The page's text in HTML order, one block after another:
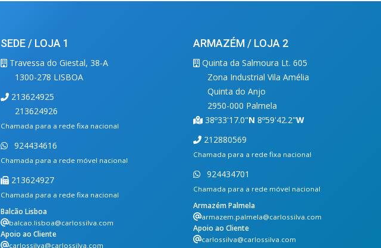
SEDE / LOJA 1
Travessa do Giestal, 38-A
1300-278 LISBOA
213624925
213624926
Chamada para a rede fixa nacional
924434616
Chamada para a rede móvel nacional
213624927
Chamada para a rede fixa nacional
Balcão Lisboa
balcao.lisboa@carlossilva.com
Apoio ao Cliente
carlossilva@carlossilva.com
ARMAZÉM / LOJA 2
Quinta da Salmoura Lt. 605
Zona Industrial Vila Amélia
Quinta do Anjo
2950-000 Palmela
38º33'17.0"N 8º59'42.2"W
212880569
Chamada para a rede fixa nacional
924434701
Chamada para a rede móvel nacional
Armazém Palmela
armazem.palmela@carlossilva.com
Apoio ao Cliente
carlossilva@carlossilva.com